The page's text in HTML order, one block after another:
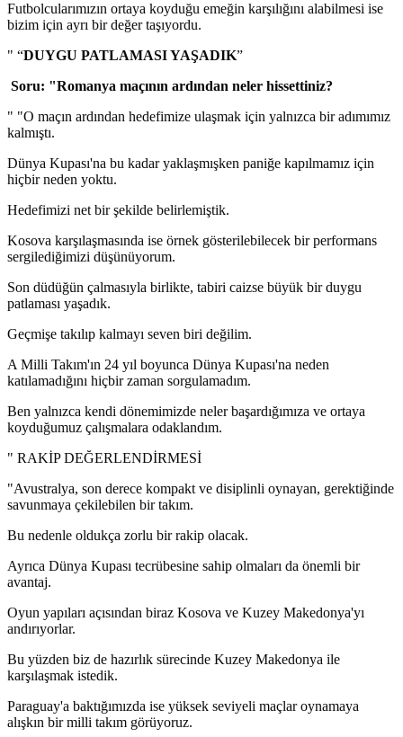
Futbolcularımızın ortaya koyduğu emeğin karşılığını alabilmesi ise
bizim için ayrı bir değer taşıyordu.
" “DUYGU PATLAMASI YAŞADIK”
Soru: "Romanya maçının ardından neler hissettiniz?
" "O maçın ardından hedefimize ulaşmak için yalnızca bir adımımız
kalmıştı.
Dünya Kupası'na bu kadar yaklaşmışken paniğe kapılmamız için
hiçbir neden yoktu.
Hedefimizi net bir şekilde belirlemiştik.
Kosova karşılaşmasında ise örnek gösterilebilecek bir performans
sergilediğimizi düşünüyorum.
Son düdüğün çalmasıyla birlikte, tabiri caizse büyük bir duygu
patlaması yaşadık.
Geçmişe takılıp kalmayı seven biri değilim.
A Milli Takım'ın 24 yıl boyunca Dünya Kupası'na neden
katılamadığını hiçbir zaman sorgulamadım.
Ben yalnızca kendi dönemimizde neler başardığımıza ve ortaya
koyduğumuz çalışmalara odaklandım.
" RAKİP DEĞERLENDİRMESİ
"Avustralya, son derece kompakt ve disiplinli oynayan, gerektiğinde
savunmaya çekilebilen bir takım.
Bu nedenle oldukça zorlu bir rakip olacak.
Ayrıca Dünya Kupası tecrübesine sahip olmaları da önemli bir
avantaj.
Oyun yapıları açısından biraz Kosova ve Kuzey Makedonya'yı
andırıyorlar.
Bu yüzden biz de hazırlık sürecinde Kuzey Makedonya ile
karşılaşmak istedik.
Paraguay'a baktığımızda ise yüksek seviyeli maçlar oynamaya
alışkın bir milli takım görüyoruz.